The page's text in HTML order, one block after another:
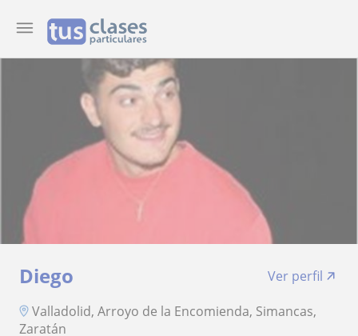
Diego
Ver perfil
Valladolid, Arroyo de la Encomienda, Simancas,
Zaratán